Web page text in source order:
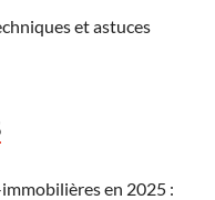
et astuces
en 2025 :